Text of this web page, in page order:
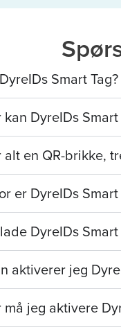
Smart Tag?
DyreIDs
en QR-brikke,
er DyreIDs Smart
DyreIDs Smart
aktiverer jeg
jeg aktivere